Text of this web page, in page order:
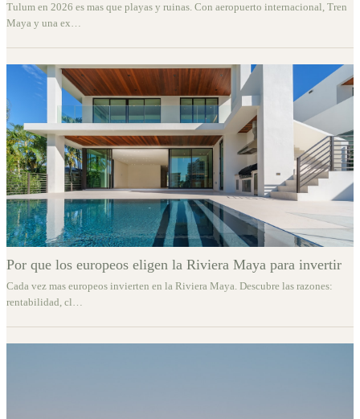
Tulum en 2026 es mas que playas y ruinas. Con aeropuerto internacional, Tren
Maya y una ex…
Por que los europeos eligen la Riviera Maya para invertir
Cada vez mas europeos invierten en la Riviera Maya. Descubre las razones:
rentabilidad, cl…